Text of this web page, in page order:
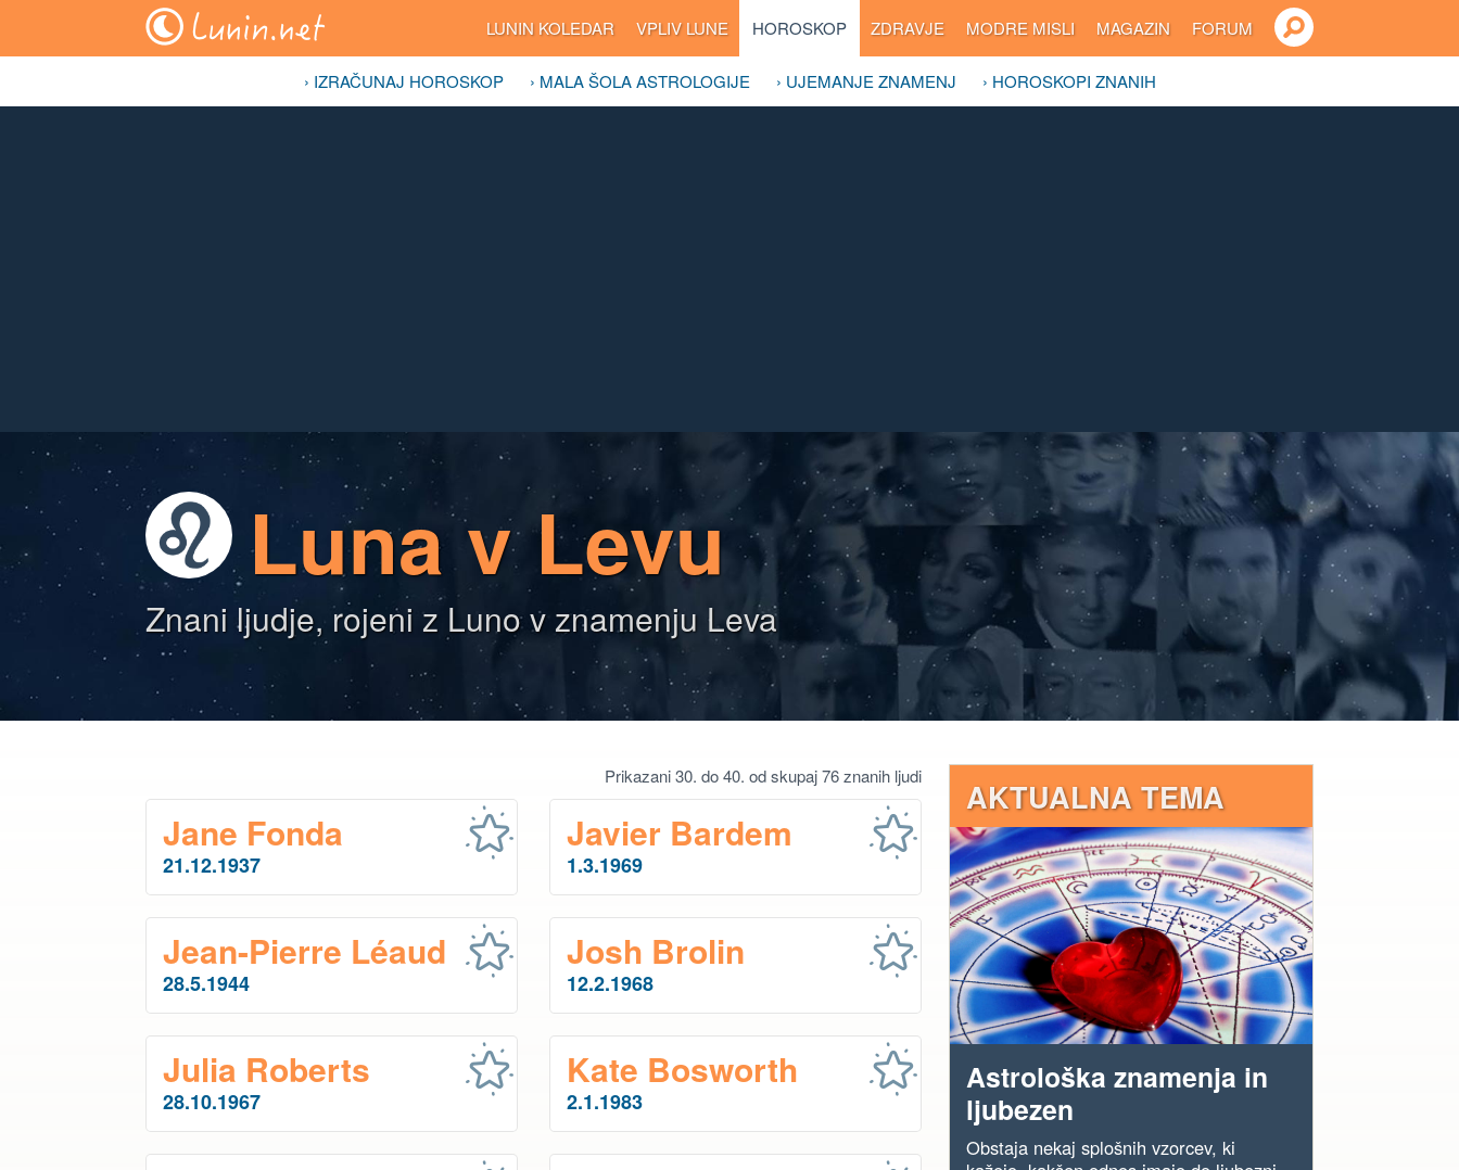
LUNIN KOLEDAR VPLIV LUNE HOROSKOP ZDRAVJE MODRE MISLI MAGAZIN FORUM
› IZRAČUNAJ HOROSKOP › MALA ŠOLA ASTROLOGIJE › UJEMANJE ZNAMENJ › HOROSKOPI ZNANIH
Luna v Levu
Znani ljudje, rojeni z Luno v znamenju Leva
Prikazani 30. do 40. od skupaj 76 znanih ljudi
Jane Fonda
21.12.1937
Javier Bardem
1.3.1969
Jean-Pierre Léaud
28.5.1944
Josh Brolin
12.2.1968
Julia Roberts
28.10.1967
Kate Bosworth
2.1.1983
AKTUALNA TEMA
Astrološka znamenja in
ljubezen
Obstaja nekaj splošnih vzorcev, ki